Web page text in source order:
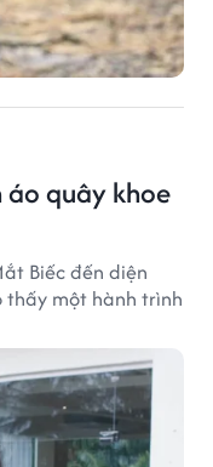
áo quây khoe
Biếc đến diện
thấy một hành trình